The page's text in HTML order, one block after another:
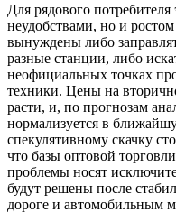
Для рядового потребителя
неудобствами, но и
вынуждены либо
разные станции, либо
неофициальных точках
техники. Цены на
расти, и, по прогнозам
нормализуется в
спекулятивному скачку
что базы оптовой
проблемы носят
будут решены после
дороге и автомобильным